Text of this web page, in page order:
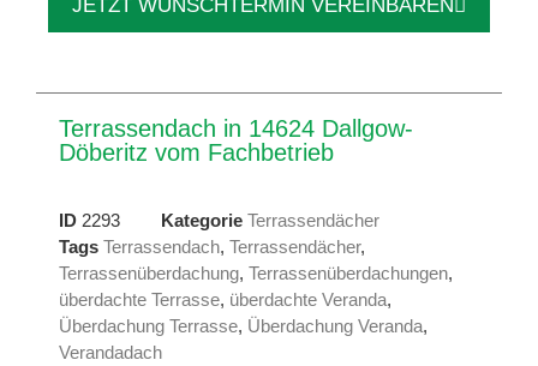
JETZT WUNSCHTERMIN VEREINBAREN
Terrassendach in 14624 Dallgow-
Döberitz vom Fachbetrieb
ID 2293 Kategorie Terrassendächer
Tags Terrassendach, Terrassendächer,
Terrassenüberdachung, Terrassenüberdachungen,
überdachte Terrasse, überdachte Veranda,
Überdachung Terrasse, Überdachung Veranda,
Verandadach